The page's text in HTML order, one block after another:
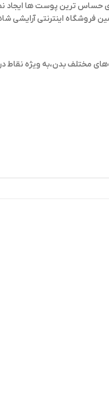
ترین پوست ها ایجاد
فروشگاه اینترنتی آرایشی